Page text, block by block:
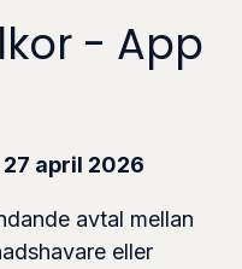
- App
april 2026
avtal mellan
eller